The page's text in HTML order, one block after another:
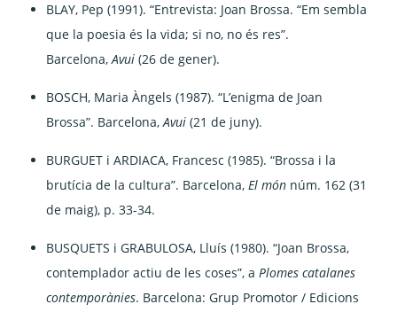
BLAY, Pep (1991). “Entrevista: Joan Brossa. “Em sembla
que la poesia és la vida; si no, no és res”.
Barcelona,Avui(26 de gener).
BOSCH, Maria Àngels (1987). “L’enigma de Joan
Brossa”. Barcelona,Avui(21 de juny).
BURGUET i ARDIACA, Francesc (1985). “Brossa i la
brutícia de la cultura”. Barcelona,El món núm. 162 (31
de maig), p. 33-34.
BUSQUETS i GRABULOSA, Lluís (1980). “Joan Brossa,
contemplador actiu de les coses”, aPlomes catalanes
contemporànies. Barcelona: Grup Promotor / Edicions